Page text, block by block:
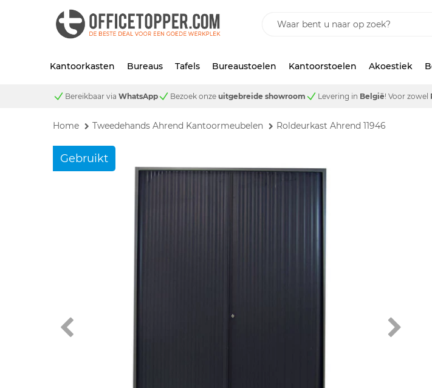
Kantoorkasten Bureaus Tafels Bureaustoelen Kantoorstoelen Akoestiek
Bereikbaar via WhatsApp Bezoek onze uitgebreide showroom Levering in België! Voor zowel
Home Tweedehands Ahrend Kantoormeubelen Roldeurkast Ahrend 11946
Gebruikt